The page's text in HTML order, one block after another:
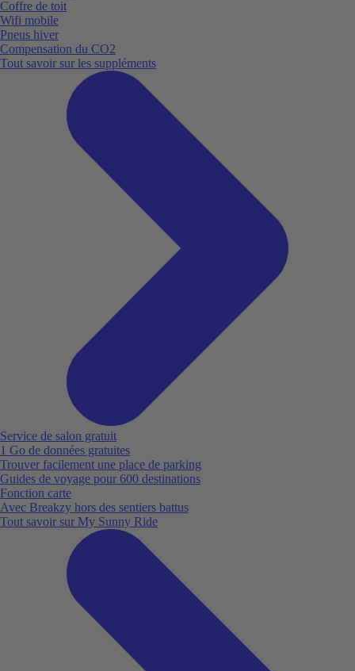
Coffre de toit
Wifi mobile
Pneus hiver
Compensation du CO2
Tout savoir sur les suppléments
Service de salon gratuit
1 Go de données gratuites
Trouver facilement une place de parking
Guides de voyage pour 600 destinations
Fonction carte
Avec Breakzy hors des sentiers battus
Tout savoir sur My Sunny Ride